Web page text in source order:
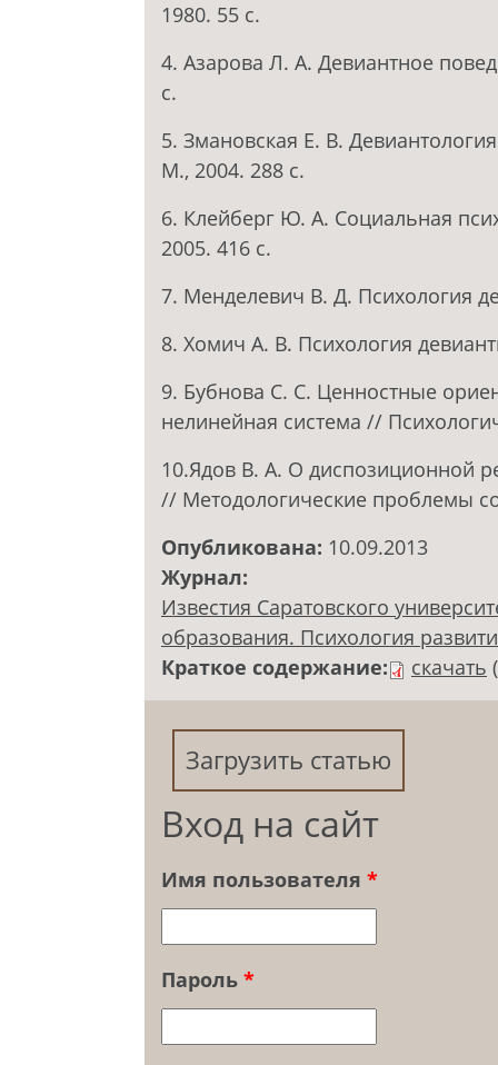
1980. 55 с.
4. Азарова Л. А. Девиантное
с.
5. Змановская Е. В.
М., 2004. 288 с.
6. Клейберг Ю. А. Социальная
2005. 416 с.
7. Менделевич В. Д. Психология
8. Хомич А. В. Психология
9. Бубнова С. С. Ценностные
нелинейная система //
10.Ядов В. А. О диспозиционной
// Методологические проблемы
Опубликована: 10.09.2013
Журнал:
Известия Саратовского
образования. Психология
Краткое содержание:
скачать
Загрузить статью
Вход на сайт
Имя пользователя *
Пароль *